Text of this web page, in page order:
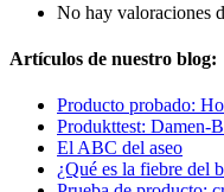
No hay valoraciones
Artículos de nuestro blog:
Producto probado:
Produkttest: Damen-
El ABC del aseo
¿Qué es la fiebre del